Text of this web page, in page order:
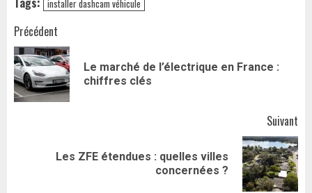
installer dashcam véhicule
Navigation
d’article
Précédent
Le marché de l’électrique en France :
chiffres clés
Suivant
Les ZFE étendues : quelles villes
concernées ?